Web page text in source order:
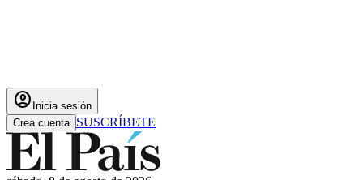
account_circle Inicia sesión
Crea cuenta SUSCRÍBETE